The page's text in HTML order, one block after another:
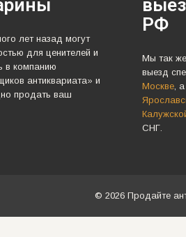
лет назад могут
для ценителей и
в компанию
антиквариата» и
продать ваш
РФ
Мы так
выезд
Москве,
СНГ.
© 2026 Продайте